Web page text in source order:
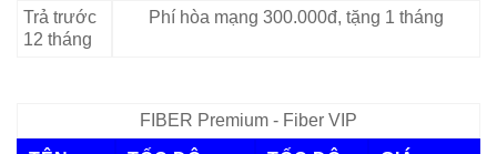
Trả trước
12 tháng
Phí hòa mạng 300.000đ, tặng 1 tháng
FIBER Premium - Fiber VIP